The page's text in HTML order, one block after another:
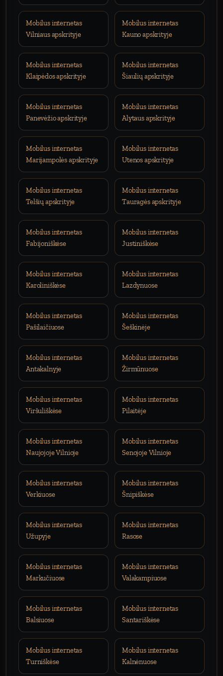
Mobilus internetas
Vilniaus apskrityje
Mobilus internetas
Kauno apskrityje
Mobilus internetas
Klaipėdos apskrityje
Mobilus internetas
Šiaulių apskrityje
Mobilus internetas
Panevėžio apskrityje
Mobilus internetas
Alytaus apskrityje
Mobilus internetas
Marijampolės apskrityje
Mobilus internetas
Utenos apskrityje
Mobilus internetas
Telšių apskrityje
Mobilus internetas
Tauragės apskrityje
Mobilus internetas
Fabijoniškėse
Mobilus internetas
Justiniškėse
Mobilus internetas
Karoliniškėse
Mobilus internetas
Lazdynuose
Mobilus internetas
Pašilaičiuose
Mobilus internetas
Šeškinėje
Mobilus internetas
Antakalnyje
Mobilus internetas
Žirmūnuose
Mobilus internetas
Viršuliškėse
Mobilus internetas
Pilaitėje
Mobilus internetas
Naujojoje Vilnioje
Mobilus internetas
Senojoje Vilnioje
Mobilus internetas
Verkiuose
Mobilus internetas
Šnipiškėse
Mobilus internetas
Užupyje
Mobilus internetas
Rasose
Mobilus internetas
Markučiuose
Mobilus internetas
Valakampiuose
Mobilus internetas
Balsiuose
Mobilus internetas
Santariškėse
Mobilus internetas
Turniškėse
Mobilus internetas
Kalnėnuose